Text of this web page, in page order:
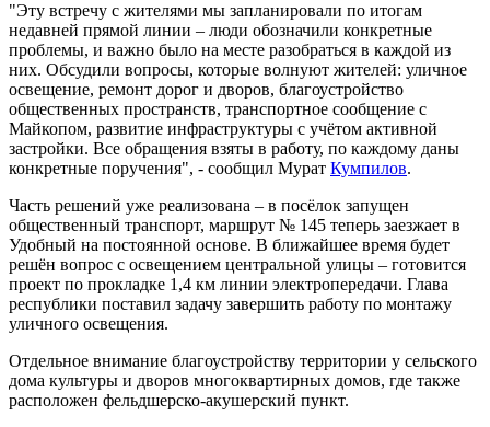
"Эту встречу с жителями мы запланировали по итогам
недавней прямой линии – люди обозначили конкретные
проблемы, и важно было на месте разобраться в каждой из
них. Обсудили вопросы, которые волнуют жителей: уличное
освещение, ремонт дорог и дворов, благоустройство
общественных пространств, транспортное сообщение с
Майкопом, развитие инфраструктуры с учётом активной
застройки. Все обращения взяты в работу, по каждому даны
конкретные поручения", - сообщил Мурат Кумпилов.
Часть решений уже реализована – в посёлок запущен
общественный транспорт, маршрут № 145 теперь заезжает в
Удобный на постоянной основе. В ближайшее время будет
решён вопрос с освещением центральной улицы – готовится
проект по прокладке 1,4 км линии электропередачи. Глава
республики поставил задачу завершить работу по монтажу
уличного освещения.
Отдельное внимание благоустройству территории у сельского
дома культуры и дворов многоквартирных домов, где также
расположен фельдшерско-акушерский пункт.